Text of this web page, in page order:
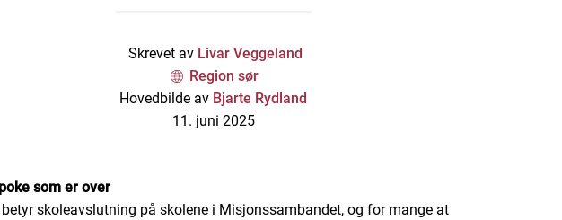
Skrevet av Livar Veggeland
Region sør
Hovedbilde av Bjarte Rydland
11. juni 2025
som er over
skoleavslutning på skolene i Misjonssambandet, og for mange at